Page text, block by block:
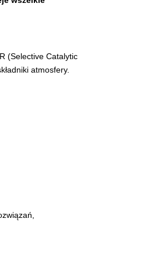
(Selective Catalytic
atmosfery.